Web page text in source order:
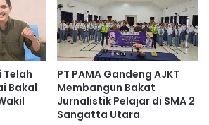
Telah
Bakal
PT PAMA Gandeng AJKT
Membangun Bakat
Jurnalistik Pelajar di SMA 2
Sangatta Utara